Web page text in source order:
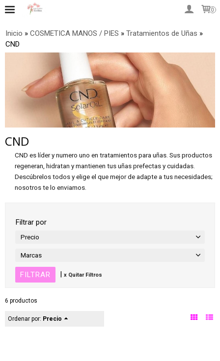
0
Inicio » COSMETICA MANOS / PIES » Tratamientos de Uñas »
CND
CND
CND es líder y numero uno en tratamientos para uñas. Sus productos
regeneran, hidratan y mantienen tus uñas prefectas y cuidadas.
Descúbrelos todos y elige el que mejor de adapte a tus necesidades;
nosotros te lo enviamos.
Filtrar por
Precio
Marcas
| x Quitar Filtros
6 productos
Ordenar por: Precio